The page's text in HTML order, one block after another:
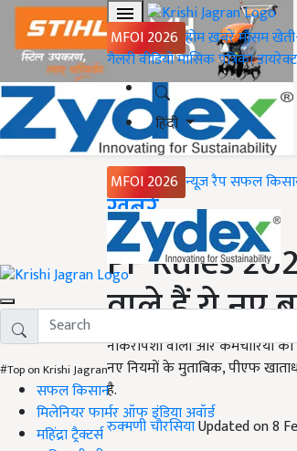
MFOI 2026 होमख़बरेंमौसम
गैलरीवीडियोमासिक पत्रिका
हिंदी
MFOI 2026 न्यूज़ रैपसफल
#Top on Krishi Jagran
सफल किसान
मिलेनियर फार्मर ऑफ इंडिया अवॉर्ड
महिंद्रा ट्रैक्टर्स
Home
ख़बरें
PF Rules
वाले हैं ये नए
नौकरीपेशा वालों और कर्मचारियों
नए नियमों के मुताबिक, पीएफ
है.
रुक्मणी चौरसियाUpdated on 8